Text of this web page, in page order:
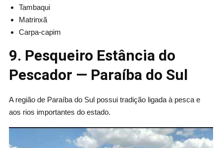
Tambaqui
Matrinxã
Carpa-capim
9. Pesqueiro Estância do
Pescador — Paraíba do Sul
A região de Paraíba do Sul possui tradição ligada à pesca e
aos rios importantes do estado.